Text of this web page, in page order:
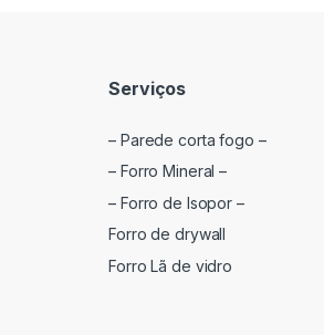
Serviços
– Parede corta fogo –
– Forro Mineral –
– Forro de Isopor –
Forro de drywall
Forro Lã de vidro